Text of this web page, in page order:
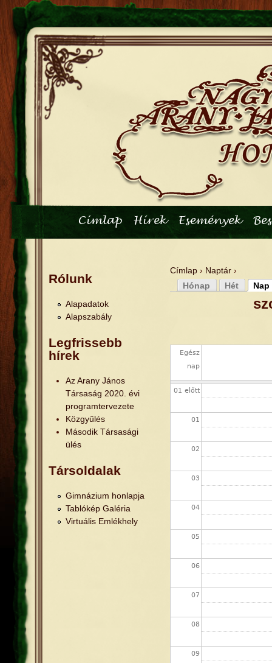
Főmenü
Címlap Hírek Események
Jelenlegi hely
Címlap › Naptár ›
Elsődleges fülek
Hónap Hét
Nap
Egész
nap
01 előtt
01
02
03
04
05
06
07
08
09
Rólunk
Alapadatok
Alapszabály
Legfrissebb
hírek
Az Arany János
Társaság 2020. évi
programtervezete
Közgyűlés
Második Társasági
ülés
Társoldalak
Gimnázium honlapja
Tablókép Galéria
Virtuális Emlékhely